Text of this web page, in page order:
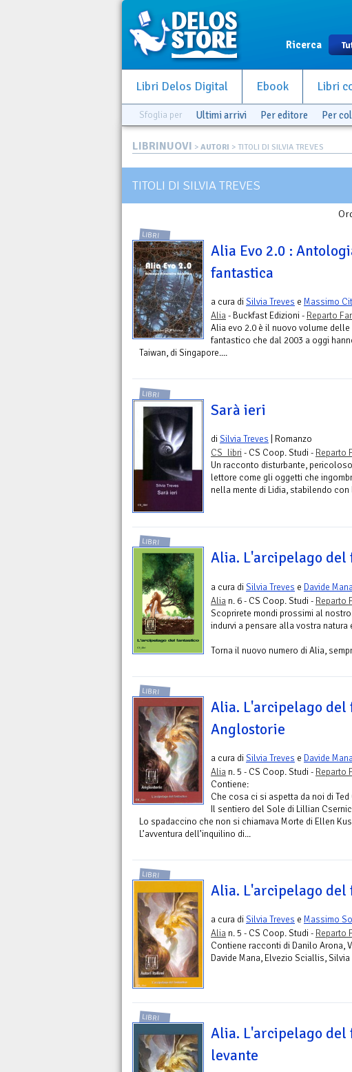
Ricerca
Libri Delos Digital Ebook Libri
Sfoglia per Ultimi arrivi Per editore Per
LIBRINUOVI > AUTORI > TITOLI DI SILVIA TREVES
TITOLI DI SILVIA TREVES
LIBRI
Alia Evo 2.0 :
fantastica
a cura diSilvia Treves e Massimo
Alia- Buckfast Edizioni - Reparto
Alia evo 2.0 è il nuovo volume
fantastico che dal 2003 a oggi
Taiwan, di Singapore....
LIBRI
Sarà ieri
diSilvia Treves | Romanzo
CS_libri - CS Coop. Studi - Reparto
Un racconto disturbante,
lettore come gli oggetti che
nella mente di Lidia, stabilendo
LIBRI
Alia. L'arcipelago del
a cura diSilvia Treves e Davide
Alia n. 6 - CS Coop. Studi - Reparto
Scoprirete mondi prossimi al
indurvi a pensare alla vostra
Torna il nuovo numero di Alia,
LIBRI
Alia. L'arcipelago del
Anglostorie
a cura diSilvia Treves e Davide
Alia n. 5 - CS Coop. Studi - Reparto
Contiene:
Che cosa ci si aspetta da noi di Ted
Il sentiero del Sole di Lillian
Lo spadaccino che non si chiamava Morte di Ellen
L’avventura dell’inquilino di...
LIBRI
Alia. L'arcipelago del
a cura diSilvia Treves e Massimo
Alia n. 5 - CS Coop. Studi - Reparto
Contiene racconti di Danilo Arona,
Davide Mana, Elvezio Sciallis,
LIBRI
Alia. L'arcipelago del
levante